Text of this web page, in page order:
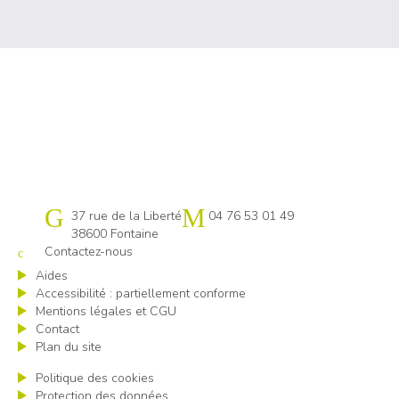
Cap emploi 38
37 rue de la Liberté
38600 Fontaine
04 76 53 01 49
Contactez-nous
Aides
Accessibilité : partiellement conforme
Mentions légales et CGU
Contact
Plan du site
Politique des cookies
Protection des données